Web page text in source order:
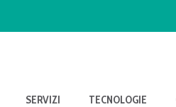
SERVIZI TECNOLOGIE